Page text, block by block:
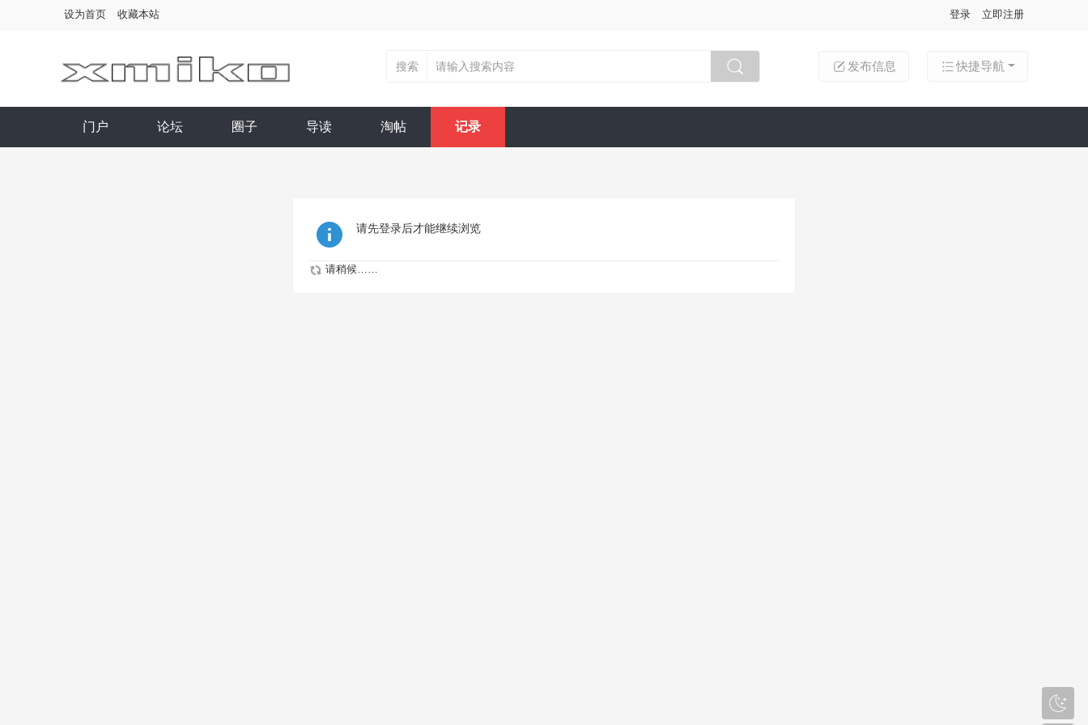
设为首页 收藏本站 登录 立即注册
快捷导航
发布信息
搜索
门户 论坛 圈子 导读 淘帖 记录
请先登录后才能继续浏览
请稍候……